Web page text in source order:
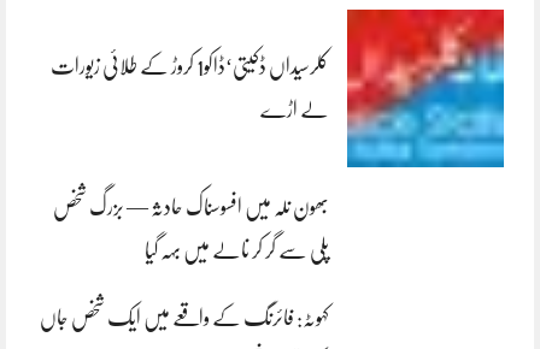
کلرسیداں ڈکیتی‘ڈاکو1 کروڑ کے طلائی زیورات
لے اڑے
بھون نلہ میں افسوسناک حادثہ — بزرگ شخص
پلی سے گر کر نالے میں بہہ گیا
کہوٹہ: فائرنگ کے واقعے میں ایک شخص جاں